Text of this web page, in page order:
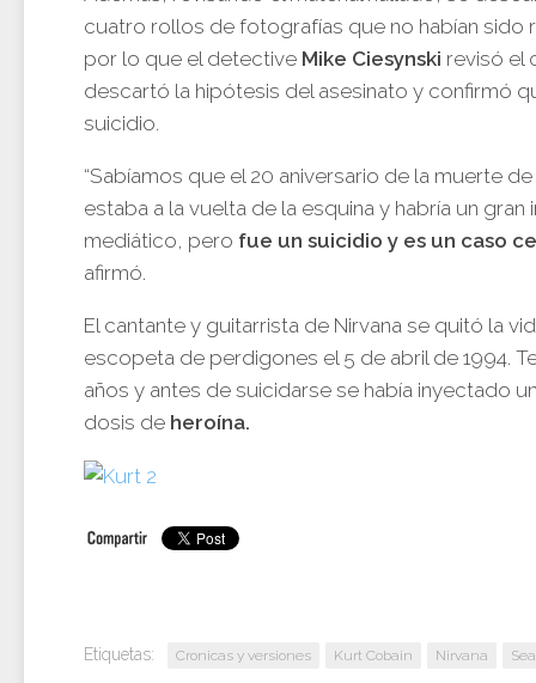
cuatro rollos de fotografías que no habían sido
por lo que el detective Mike Ciesynski revisó el
descartó la hipótesis del asesinato y confirmó
suicidio.
“Sabíamos que el 20 aniversario de la muerte
estaba a la vuelta de la esquina y habría un gran
mediático, pero fue un suicidio y es un caso
afirmó.
El cantante y guitarrista de Nirvana se quitó la
escopeta de perdigones el 5 de abril de 1994.
años y antes de suicidarse se había inyectado
dosis de heroína.
Etiquetas: Cronicas y versiones Kurt Cobain Nirvana